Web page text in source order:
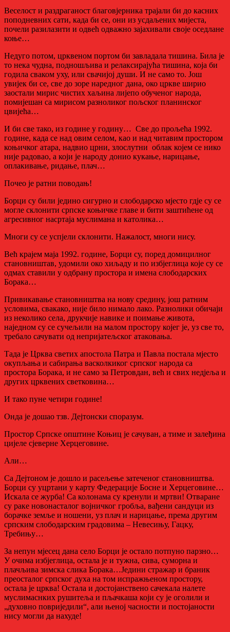
Веселост и раздраганост благовјерника трајали би до касних
поподневних сати, када би се, они из усдаљених мијеста,
почели разилазити и одвећ одважно зајахивали своје оседлане
коње…
Недуго потом, црквеном портом би завладала тишина. Била је
то нека чудна, подношљива и релаксирајућа тишина, која би
годила сваком уху, или свачијој души. И не само то. Још
увијек би се, све до зоре наредног дана, око цркве ширио
заостали мирис чистих хаљина лијепо обученог народа,
помијешан са мирисом разноликог пољског планинског
цвијећа…
И би све тако, из године у годину… Све до прољећа 1992.
године, када се над овим селом, као и над читавим простором
коњичког атара, надвио црни, злослутни облак којем се нико
није радовао, а који је народу донио кукање, нарицање,
оплакивање, ридање, плач…
Почео је ратни поводањ!
Борци су били једино сигурно и слободарско мјесто гдје су се
могле склонити српске коњичке главе и бити заштићене од
агресивног насртаја муслимана и католика…
Многи су се успјели склонити. Нажалост, многи нису.
Већ крајем маја 1992. године, Борци су, поред домицилног
становништав, удомили око хиљаду и по избјеглица које су се
одмах ставили у одбрану простора и имена слободарских
Борака…
Привикавање становништва на нову средину, још ратним
условима, свакако, није било нимало лако. Разнолики обичаји
из неколико села, друкчије навике и поимање живота,
наједном су се сучељили на малом простору којег је, уз све то,
требало сачувати од непријатељског атаковања.
Тада је Црква светих апостола Патра и Павла постала мјесто
окупљања и сабирања васколкиког српског народа са
простора Борака, и не само за Петровдан, већ и свих недјеља и
других црквених светковина…
И тако пуне четири године!
Онда је дошао тзв. Дејтонски споразум.
Простор Српске општине Коњиц је сачуван, а тиме и залеђина
цијеле сјеверне Херцеговине.
Али…
Са Дејтоном је дошло и расељење затеченог становништва.
Борци су уцртани у карту Федерације Босне и Херцеговине…
Искала се журба! Са колонама су кренули и мртви! Отваране
су раке новонасталог војничког гробља, вађени сандуци из
борачке земље и ношени, уз плач и нарицање, према другим
српским слободарским градовима – Невесињу, Гацку,
Требињу…
За непун мјесец дана село Борци је остало потпуно парзно…
У очима избјеглица, остала је и тужна, сива, суморна и
плачљива зимска слика Борака…Једини стражар и браник
преосталог српског духа на том испражњеном простору,
остала је црква! Остала и достојанствено сачекала налете
муслимаснких рушитеља и пљачкаша који су је оголили и
„духовно повриједили“, али њеној часности и постојаности
нису могли да нахуде!